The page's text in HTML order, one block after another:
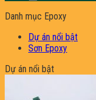
Danh mục Epoxy
Dự án nổi bật
Sơn Epoxy
Dự án nổi bật